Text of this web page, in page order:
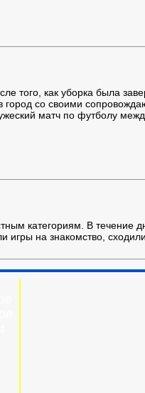
того, как уборка была
со своими
матч по футболу
категориям. В течение
игры на знакомство,